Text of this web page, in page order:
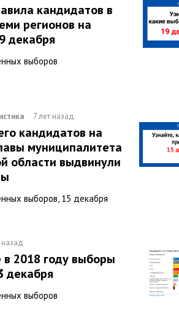
кандидатов в
регионов на
декабря
выборов
7 лет назад
кандидатов на
муниципалитета
области выдвинули
выборов, 15 декабря
назад
в 2018 году выборы
декабря
выборов